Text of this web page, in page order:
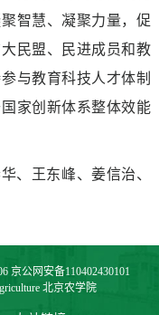
智慧、凝聚力量，促
民盟、民进成员和教
与教育科技人才体制
家创新体系整体效能
、王东峰、姜信治、
京公网安备110402430101
北京农学院